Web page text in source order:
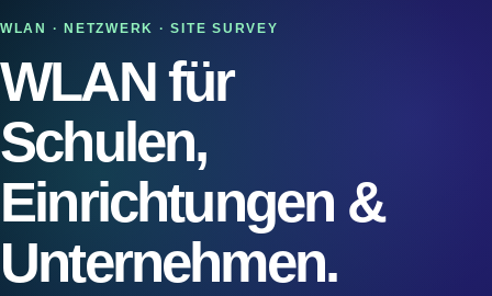
WLAN · NETZWERK · SITE SURVEY
WLAN für
Schulen,
Einrichtungen &
Unternehmen.